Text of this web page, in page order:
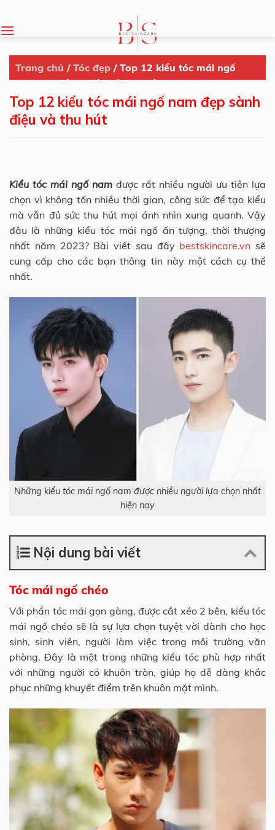
content
Trang chủ / Tóc đẹp / Top 12 kiểu tóc mái ngố
nam đẹp sành điệu và thu hút
Top 12 kiểu tóc mái ngố nam đẹp sành
điệu và thu hút
Kiểu tóc mái ngố nam được rất nhiều người ưu tiên lựa
chọn vì không tốn nhiều thời gian, công sức để tạo kiểu
mà vẫn đủ sức thu hút mọi ánh nhìn xung quanh. Vậy
đâu là những kiểu tóc mái ngố ấn tượng, thời thượng
nhất năm 2023? Bài viết sau đây bestskincare.vn sẽ
cung cấp cho các bạn thông tin này một cách cụ thể
nhất.
Những kiểu tóc mái ngố nam được nhiều người lựa chọn nhất
hiện nay
Nội dung bài viết
Tóc mái ngố chéo
Với phần tóc mái gọn gàng, được cắt xéo 2 bên, kiểu tóc
mái ngố chéo sẽ là sự lựa chọn tuyệt vời dành cho học
sinh, sinh viên, người làm việc trong môi trường văn
phòng. Đây là một trong những kiểu tóc phù hợp nhất
với những người có khuôn tròn, giúp họ dễ dàng khắc
phục những khuyết điểm trên khuôn mặt mình.